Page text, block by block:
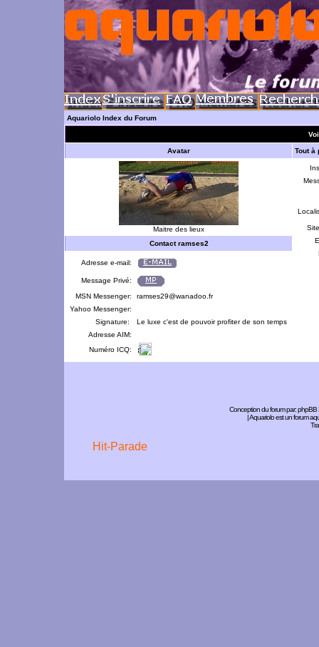
Aquariolo Index du Forum
Avatar Tout à
Maitre des lieux
Contact ramses2
Adresse e-mail:
Message Privé:
MSN Messenger:
ramses29@wanadoo.fr
Yahoo Messenger:
Signature:
Le luxe c'est de pouvoir profiter de son temps
Adresse AIM:
Numéro ICQ:
Conception du forum par:phpBB
| Aquariolo est un forum